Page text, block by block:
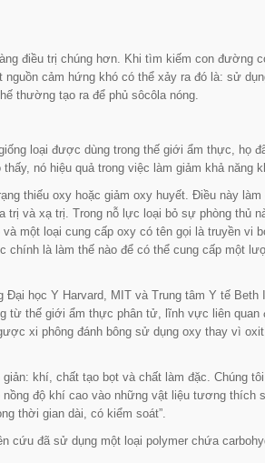
điều trị chúng hơn. Khi tìm kiếm con đường
cảm hứng khó có thể xảy ra đó là: sử
thường tạo ra để phủ sôcôla nóng.
loại được dùng trong thế giới ẩm thực, họ
nó hiệu quả trong việc làm giảm khả năng
thiếu oxy hoặc giảm oxy huyết. Điều này
trị và xạ trị. Trong nỗ lực loại bỏ sự phòng thủ
một loại cung cấp oxy có tên gọi là truyền vi
là làm thế nào để có thể cung cấp một
học Y Harvard, MIT và Trung tâm Y tế Beth
từ thế giới ẩm thực phân tử, lĩnh vực liên quan
xi phông đánh bông sử dụng oxy thay vì
khí, chất tạo bọt và chất làm đặc. Chúng
độ khí cao vào những vật liệu tương thích
thời gian dài, có kiểm soát”.
cứu đã sử dụng một loại polymer chứa